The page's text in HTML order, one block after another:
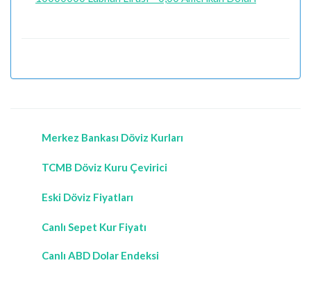
Merkez Bankası Döviz Kurları
TCMB Döviz Kuru Çevirici
Eski Döviz Fiyatları
Canlı Sepet Kur Fiyatı
Canlı ABD Dolar Endeksi